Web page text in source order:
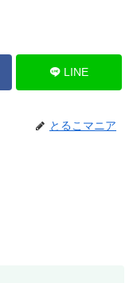
LINE
とるこマニア